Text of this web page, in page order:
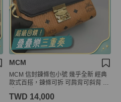
MCM
MCM 信封鍊條包小號 幾乎全新 經典
款式百搭，鍊條可拆 可肩背可斜背 尺
TWD 14,000